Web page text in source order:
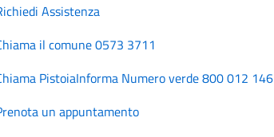
Assistenza
il comune 0573 3711
PistoiaInforma Numero verde 800 012 146
un appuntamento